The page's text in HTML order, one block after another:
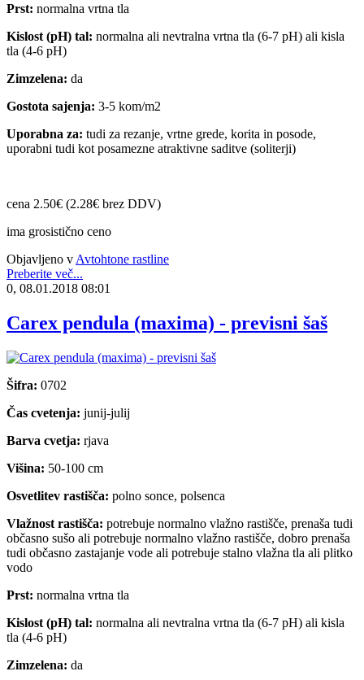
Prst: normalna vrtna tla
Kislost (pH) tal: normalna ali nevtralna vrtna tla (6-7 pH) ali kisla
tla (4-6 pH)
Zimzelena: da
Gostota sajenja: 3-5 kom/m2
Uporabna za: tudi za rezanje, vrtne grede, korita in posode,
uporabni tudi kot posamezne atraktivne saditve (soliterji)
cena 2.50€ (2.28€ brez DDV)
ima grosistično ceno
Objavljeno v Avtohtone rastline
Preberite več...
0, 08.01.2018 08:01
Carex pendula (maxima) - previsni šaš
Šifra: 0702
Čas cvetenja: junij-julij
Barva cvetja: rjava
Višina: 50-100 cm
Osvetlitev rastišča: polno sonce, polsenca
Vlažnost rastišča: potrebuje normalno vlažno rastišče, prenaša tudi
občasno sušo ali potrebuje normalno vlažno rastišče, dobro prenaša
tudi občasno zastajanje vode ali potrebuje stalno vlažna tla ali plitko
vodo
Prst: normalna vrtna tla
Kislost (pH) tal: normalna ali nevtralna vrtna tla (6-7 pH) ali kisla
tla (4-6 pH)
Zimzelena: da